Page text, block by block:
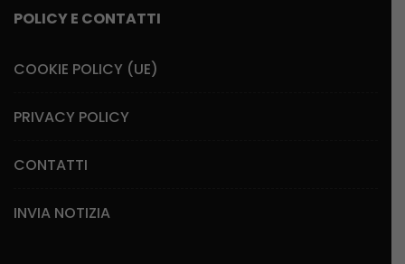
POLICY E CONTATTI
COOKIE POLICY (UE)
PRIVACY POLICY
CONTATTI
INVIA NOTIZIA